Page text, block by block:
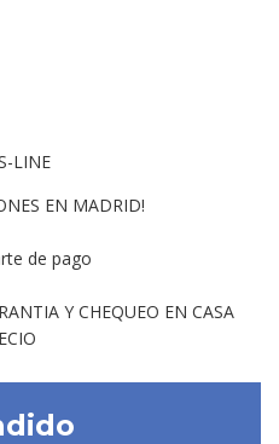
LINE
EN MADRID!
de pago
Y CHEQUEO EN CASA